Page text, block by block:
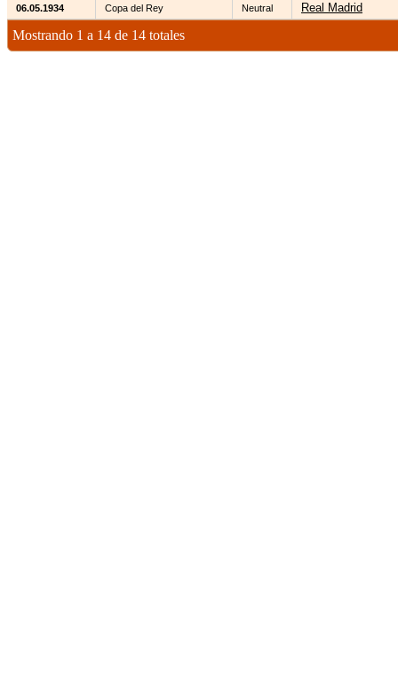
06.05.1934 Copa del Rey Neutral Real Madrid
Mostrando 1 a 14 de 14 totales